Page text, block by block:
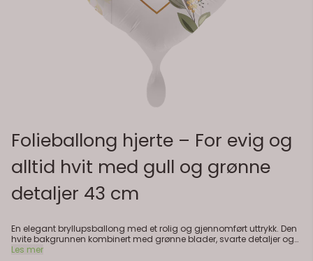
Folieballong hjerte – For evig og
alltid hvit med gull og grønne
detaljer 43 cm
En elegant bryllupsballong med et rolig og gjennomført uttrykk. Den
hvite bakgrunnen kombinert med grønne blader, svarte detaljer og
gullfarget hjerte gjør at den passer like fint til moderne bryllup som til
Les mer